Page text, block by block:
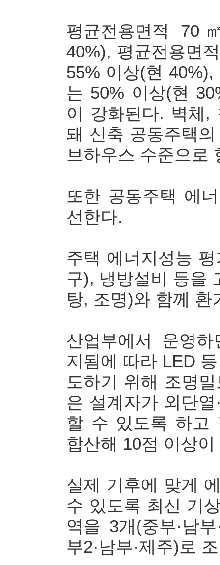
평균전용면적 70
40%), 평균전용면
55% 이상(현
는 50% 이상(현
이 강화된다. 벽체
돼 신축 공동주택
브하우스 수준으로
또한 공동주택 에
선한다.
주택 에너지성능
구), 냉방설비 등을
탕, 조명)와 함께 환
산업부에서 운영
지됨에 따라 LED
도하기 위해 조명
은 설계자가 외단
할 수 있도록 하고
합산해 10점 이상
실제 기후에 맞게
수 있도록 최신 기
역을 3개(중부·남
부2·남부·제주)로